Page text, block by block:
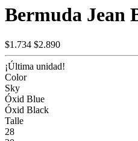
Bermuda Jean
$1.734 $2.890
¡Última unidad!
Color
Sky
Óxid Blue
Óxid Black
Talle
28